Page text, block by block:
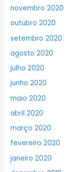
novembro 2020
outubro 2020
setembro 2020
agosto 2020
julho 2020
junho 2020
maio 2020
abril 2020
março 2020
fevereiro 2020
janeiro 2020